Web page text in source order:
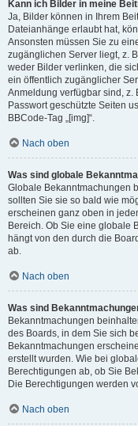
Kann ich Bilder in meine
Ja, Bilder können in Ihrem
Dateianhänge erlaubt hat,
Ansonsten müssen Sie zu
zugänglichen Server liegt, z.
weder Bilder verlinken, die
ein öffentlich zugänglicher
Anmeldung verfügbar sind, z.
Passwort geschützte Seiten
BBCode-Tag „[img]“.
Nach oben
Was sind globale
Globale Bekanntmachungen
sollten Sie sie so bald wie
erscheinen ganz oben in
Bereich. Ob Sie eine globale
hängt von den durch die
ab.
Nach oben
Was sind
Bekanntmachungen
des Boards, in dem Sie sich
Bekanntmachungen
erstellt wurden. Wie bei
Berechtigungen ab, ob Sie
Die Berechtigungen werden
Nach oben